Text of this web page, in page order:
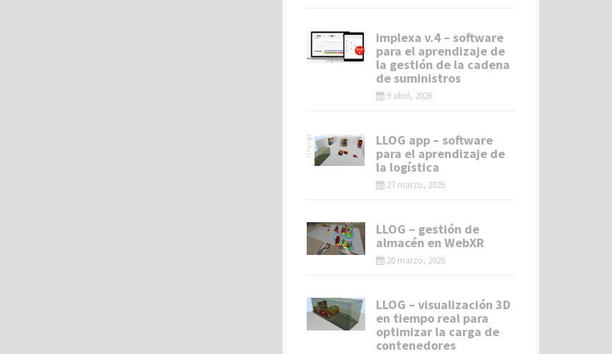
implexa v.4 – software
para el aprendizaje de
la gestión de la cadena
de suministros
9 abril, 2026
LLOG app – software
para el aprendizaje de
la logística
27 marzo, 2026
LLOG – gestión de
almacén en WebXR
20 marzo, 2026
LLOG – visualización 3D
en tiempo real para
optimizar la carga de
contenedores